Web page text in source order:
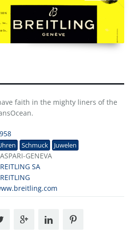
faith in the mighty liners of the
Schmuck Juwelen
GENEVA
SA